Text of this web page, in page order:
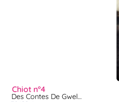
chiot n°4
Des Contes De Gwelane